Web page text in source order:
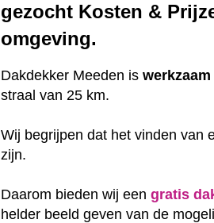
gezocht Kosten &
omgeving.
Dakdekker Meeden iswerkzaam
straal van 25 km.
Wij begrijpen dat het vinden van
zijn.
Daarom bieden wij eengratis
helder beeld geven van de